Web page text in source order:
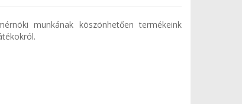
munkának köszönhetően termékeink